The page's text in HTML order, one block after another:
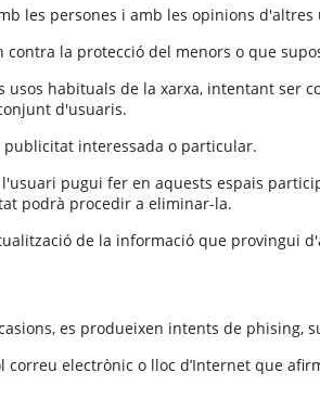
les persones i amb les opinions
la protecció del menors o que
habituals de la xarxa, intentant ser
d'usuaris.
interessada o particular.
pugui fer en aquests espais
podrà procedir a eliminar-la.
de la informació que
es produeixen intents de phising,
electrònic o lloc d’Internet que